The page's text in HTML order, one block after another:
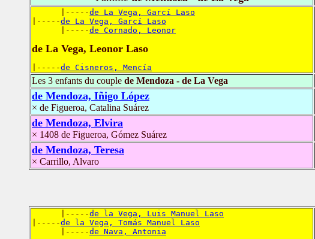
      |-----
de La Vega, Garcí Laso
|-----de La Vega, Garcí Laso
      |-----
de Cornado, Leonor
de La Vega, Leonor Laso
|-----de Cisneros, Mencía
Les 3 enfants du couple de Mendoza - de La Vega
de Mendoza, Iñigo López
× de Figueroa, Catalina Suárez
de Mendoza, Elvira
× 1408 de Figueroa, Gómez Suárez
de Mendoza, Teresa
× Carrillo, Alvaro
      |-----
de la Vega, Luis Manuel Laso
|-----de la Vega, Tomás Manuel Laso
      |-----
de Nava, Antonia